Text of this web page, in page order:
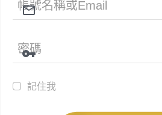
記住我